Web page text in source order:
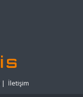
| İletişim